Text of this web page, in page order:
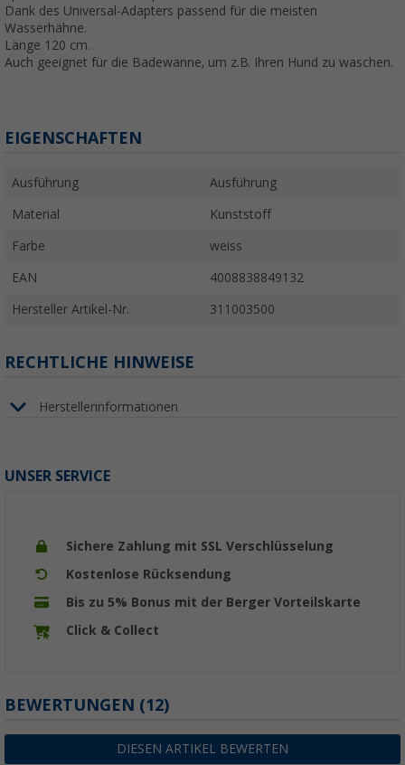
Dank des Universal-Adapters passend für die meisten
Wasserhähne.
Länge 120 cm.
Auch geeignet für die Badewanne, um z.B. Ihren Hund zu waschen.
EIGENSCHAFTEN
Ausführung Ausführung
Material Kunststoff
Farbe weiss
EAN 4008838849132
Hersteller Artikel-Nr. 311003500
RECHTLICHE HINWEISE
Herstellerinformationen
UNSER SERVICE
Sichere Zahlung mit SSL Verschlüsselung
Kostenlose Rücksendung
Bis zu 5% Bonus mit der Berger Vorteilskarte
Click & Collect
BEWERTUNGEN (12)
DIESEN ARTIKEL BEWERTEN